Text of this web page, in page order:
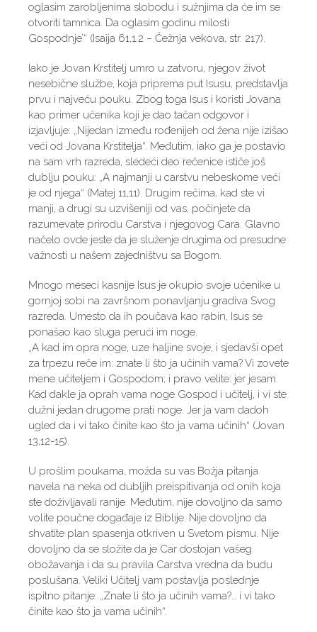
oglasim zarobljenima slobodu i sužnjima da će im se
otvoriti tamnica. Da oglasim godinu milosti
Gospodnje’“ (Isaija 61,1.2 – Čežnja vekova, str. 217).
Iako je Jovan Krstitelj umro u zatvoru, njegov život
nesebične službe, koja priprema put Isusu, predstavlja
prvu i najveću pouku. Zbog toga Isus i koristi Jovana
kao primer učenika koji je dao tačan odgovor i
izjavljuje: „Nijedan između rođenijeh od žena nije izišao
veći od Jovana Krstitelja“. Međutim, iako ga je postavio
na sam vrh razreda, sledeći deo rečenice ističe još
dublju pouku: „A najmanji u carstvu nebeskome veći
je od njega“ (Matej 11,11). Drugim rečima, kad ste vi
manji, a drugi su uzvišeniji od vas, počinjete da
razumevate prirodu Carstva i njegovog Cara. Glavno
načelo ovde jeste da je služenje drugima od presudne
važnosti u našem zajedništvu sa Bogom.
Mnogo meseci kasnije Isus je okupio svoje učenike u
gornjoj sobi na završnom ponavljanju gradiva Svog
razreda. Umesto da ih poučava kao rabin, Isus se
ponašao kao sluga perući im noge.
„A kad im opra noge, uze haljine svoje, i sjedavši opet
za trpezu reče im: znate li što ja učinih vama? Vi zovete
mene učiteljem i Gospodom; i pravo velite: jer jesam.
Kad dakle ja oprah vama noge Gospod i učitelj, i vi ste
dužni jedan drugome prati noge. Jer ja vam dadoh
ugled da i vi tako činite kao što ja vama učinih“ (Jovan
13,12-15).
U prošlim poukama, možda su vas Božja pitanja
navela na neka od dubljih preispitivanja od onih koja
ste doživljavali ranije. Međutim, nije dovoljno da samo
volite poučne događaje iz Biblije. Nije dovoljno da
shvatite plan spasenja otkriven u Svetom pismu. Nije
dovoljno da se složite da je Car dostojan vašeg
obožavanja i da su pravila Carstva vredna da budu
poslušana. Veliki Učitelj vam postavlja poslednje
ispitno pitanje: „Znate li što ja učinih vama?… i vi tako
činite kao što ja vama učinih“.